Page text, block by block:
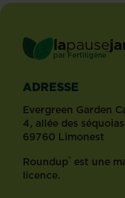
lapause
par Fertiligène ®
ADRESSE
Evergreen Garden
4, allée des séquoias
69760 Limonest
Roundup® est une
licence.